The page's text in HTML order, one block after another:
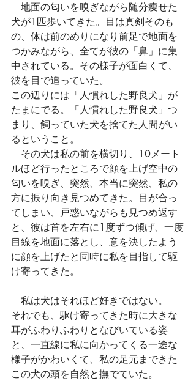
地面の匂いを嗅ぎながら随分痩せた
犬が1匹歩いてきた。目は真剣そのも
の、体は前のめりになり前足で地面を
つかみながら、全てが彼の「鼻」に集
中されている。その様子が面白くて、
彼を目で追っていた。
この辺りには「人慣れした野良犬」が
たまにでる。「人慣れした野良犬」つ
まり、飼っていた犬を捨てた人間がい
るということ。
その犬は私の前を横切り、10メート
ルほど行ったところで顔を上げ空中の
匂いを嗅ぎ、突然、本当に突然、私の
方に振り向き見つめてきた。目が合っ
てしまい、戸惑いながらも見つめ返す
と、彼は首を左右に1度ずつ傾げ、一度
目線を地面に落とし、意を決したよう
に顔を上げたと同時に私を目指して駆
け寄ってきた。
私は犬はそれほど好きではない。
それでも、駆け寄ってきた時に大きな
耳がふわりふわりとなびいている姿
と、一直線に私に向かってくる一途な
様子がかわいくて、私の足元まできた
この犬の頭を自然と撫でていた。